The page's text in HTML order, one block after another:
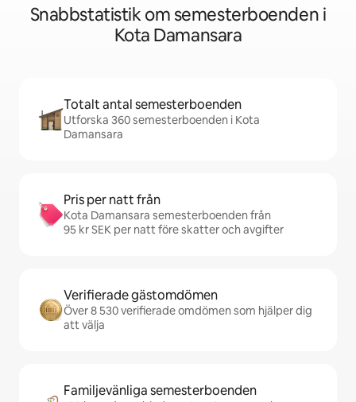
Snabbstatistik om semesterboenden i
Kota Damansara
Totalt antal semesterboenden
Utforska 360 semesterboenden i Kota
Damansara
Pris per natt från
Kota Damansara semesterboenden från
95 kr SEK per natt före skatter och avgifter
Verifierade gästomdömen
Över 8 530 verifierade omdömen som hjälper dig
att välja
Familjevänliga semesterboenden